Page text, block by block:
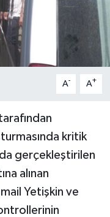
A- A+
kritik
gerçekleştirilen
alınan
Yetişkin ve